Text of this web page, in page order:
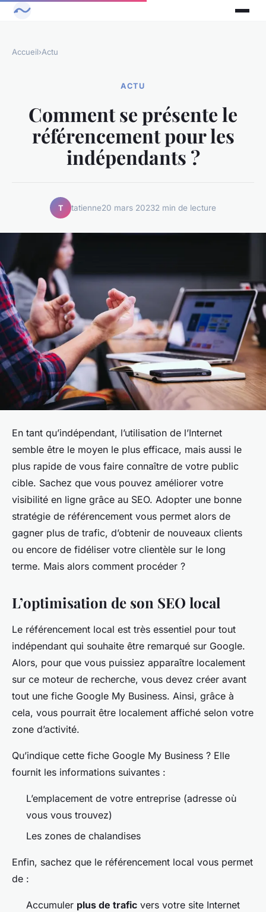
Accueil›Actu
ACTU
Comment se présente le
référencement pour les
indépendants ?
T tatienne20 mars 20232 min de lecture
En tant qu’indépendant, l’utilisation de l’Internet
semble être le moyen le plus efficace, mais aussi le
plus rapide de vous faire connaître de votre public
cible. Sachez que vous pouvez améliorer votre
visibilité en ligne grâce au SEO. Adopter une bonne
stratégie de référencement vous permet alors de
gagner plus de trafic, d’obtenir de nouveaux clients
ou encore de fidéliser votre clientèle sur le long
terme. Mais alors comment procéder ?
L’optimisation de son SEO local
Le référencement local est très essentiel pour tout
indépendant qui souhaite être remarqué sur Google.
Alors, pour que vous puissiez apparaître localement
sur ce moteur de recherche, vous devez créer avant
tout une fiche Google My Business. Ainsi, grâce à
cela, vous pourrait être localement affiché selon votre
zone d’activité.
Qu’indique cette fiche Google My Business ? Elle
fournit les informations suivantes :
L’emplacement de votre entreprise (adresse où
vous vous trouvez)
Les zones de chalandises
Enfin, sachez que le référencement local vous permet
de :
Accumuler plus de trafic vers votre site Internet